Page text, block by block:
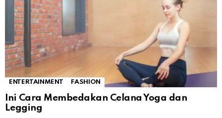
ENTERTAINMENT FASHION
Ini Cara Membedakan Celana Yoga dan
Legging